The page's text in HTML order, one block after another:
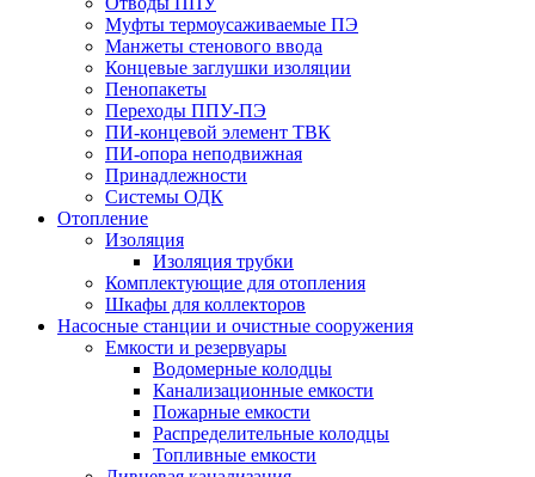
Муфты термоусаживаемые ПЭ
Манжеты стенового ввода
Концевые заглушки изоляции
Пенопакеты
Переходы ППУ-ПЭ
ПИ-концевой элемент ТВК
ПИ-опора неподвижная
Принадлежности
Системы ОДК
Отопление
Изоляция
Изоляция трубки
Комплектующие для отопления
Шкафы для коллекторов
Насосные станции и очистные сооружения
Емкости и резервуары
Водомерные колодцы
Канализационные емкости
Пожарные емкости
Распределительные колодцы
Топливные емкости